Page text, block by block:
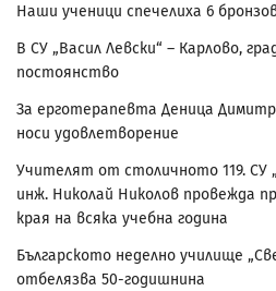
Наши ученици спечелиха 6
В СУ „Васил Левски“ – Карлово,
постоянство
За ерготерапевта Деница
носи удовлетворение
Учителят от столичното 119. СУ
инж. Николай Николов провежда
края на всяка учебна година
Българското неделно училище
отбелязва 50-годишнина